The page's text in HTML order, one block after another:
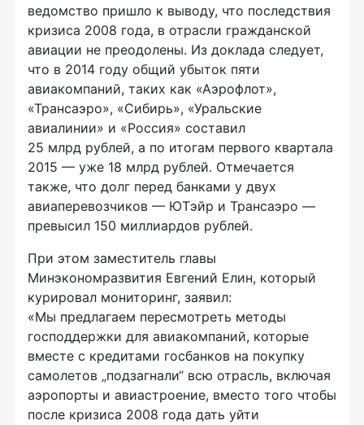
ведомство пришло к выводу, что последствия
кризиса 2008 года, в отрасли гражданской
авиации не преодолены. Из доклада следует,
что в 2014 году общий убыток пяти
авиакомпаний, таких как «Аэрофлот»,
«Трансаэро», «Сибирь», «Уральские
авиалинии» и «Россия» составил
25 млрд рублей, а по итогам первого квартала
2015 — уже 18 млрд рублей. Отмечается
также, что долг перед банками у двух
авиаперевозчиков — ЮТэйр и Трансаэро —
превысил 150 миллиардов рублей.
При этом заместитель главы
Минэкономразвития Евгений Елин, который
курировал мониторинг, заявил:
«Мы предлагаем пересмотреть методы
господдержки для авиакомпаний, которые
вместе с кредитами госбанков на покупку
самолетов „подзагнали“ всю отрасль, включая
аэропорты и авиастроение, вместо того чтобы
после кризиса 2008 года дать уйти